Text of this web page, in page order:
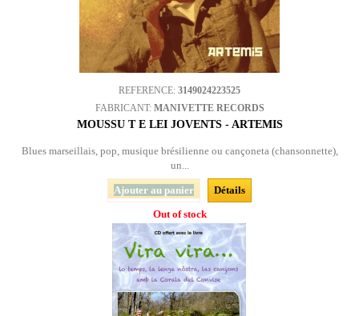
REFERENCE: 3149024223525
FABRICANT: MANIVETTE RECORDS
MOUSSU T E LEI JOVENTS - ARTEMIS
Blues marseillais, pop, musique brésilienne ou cançoneta (chansonnette),
un...
Ajouter au panier
Détails
Out of stock